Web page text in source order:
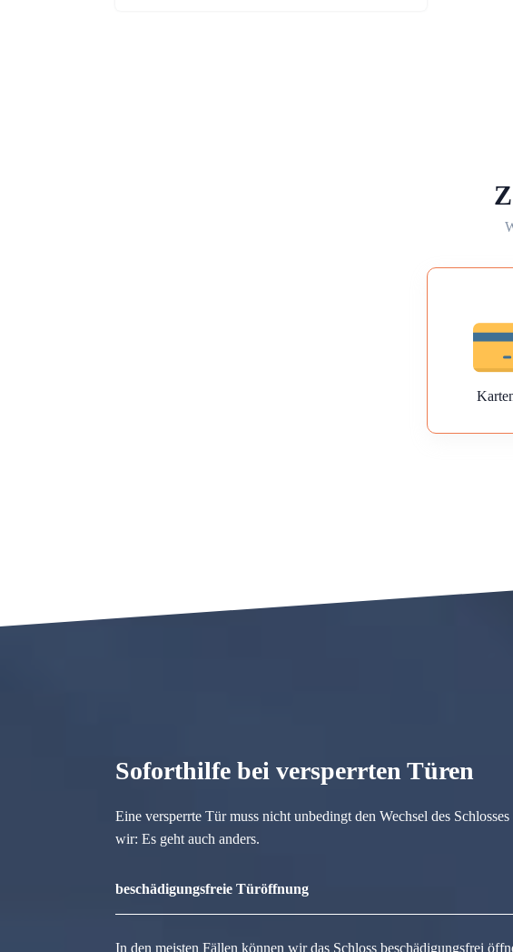
Soforthilfe bei versperrten Türen
Eine versperrte Tür muss nicht unbedingt den Wechsel des
wir: Es geht auch anders.
beschädigungsfreie Türöffnung
In den meisten Fällen können wir das Schloss beschädigungsfrei